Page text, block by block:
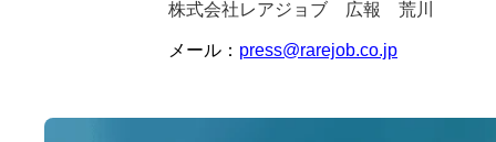
株式会社レアジョブ 広報 荒川
メール： press@rarejob.co.jp